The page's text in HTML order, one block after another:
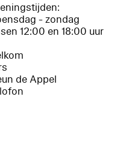
- zondag
12:00 en 18:00 uur
de Appel